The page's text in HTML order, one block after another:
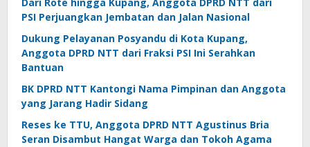
PSI Perjuangkan Jembatan dan Jalan Nasional
Dukung Pelayanan Posyandu di Kota Kupang,
Anggota DPRD NTT dari Fraksi PSI Ini Serahkan
Bantuan
BK DPRD NTT Kantongi Nama Pimpinan dan Anggota
yang Jarang Hadir Sidang
Reses ke TTU, Anggota DPRD NTT Agustinus Bria
Seran Disambut Hangat Warga dan Tokoh Agama